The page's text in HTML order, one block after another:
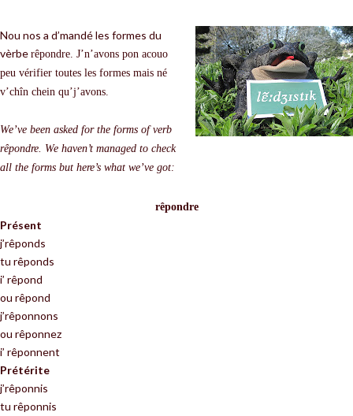
Nou nos a d’mandé les formes du
vèrbe rêpondre. J’n’avons pon acouo
peu vérifier toutes les formes mais né
v’chîn chein qu’j’avons.
We’ve been asked for the forms of verb
rêpondre. We haven’t managed to check
all the forms but here’s what we’ve got:
rêpondre
Présent
j’rêponds
tu rêponds
i’ rêpond
ou rêpond
j’rêponnons
ou rêponnez
i’ rêponnent
Prétérite
j’rêponnis
tu rêponnis